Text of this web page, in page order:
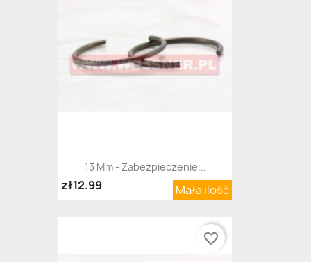
13 Mm - Zabezpieczenie...
Mała ilość
zł12.99
favorite_border